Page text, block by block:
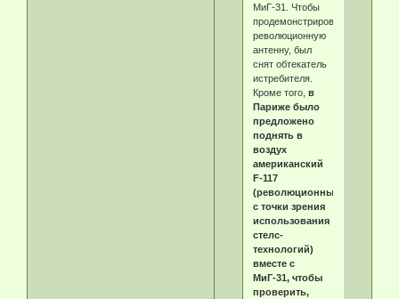
МиГ-31. Чтобы
продемонстрировать
революционную
антенну, был
снят обтекатель
истребителя.
Кроме того, в
Париже было
предложено
поднять в
воздух
американский
F-117
(революционный
с точки зрения
использования
стелс-
технологий)
вместе с
МиГ-31, чтобы
проверить,